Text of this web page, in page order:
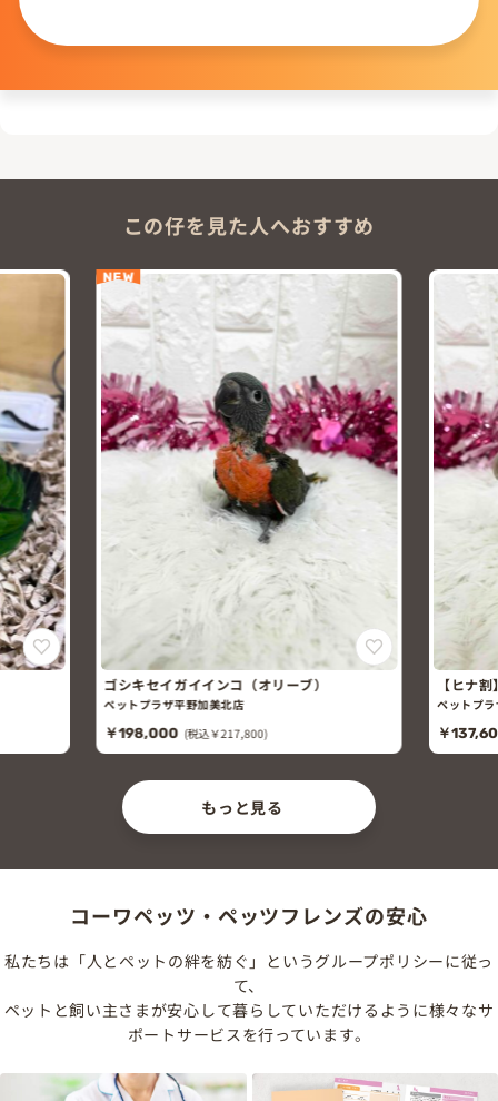
この仔を見た人へおすすめ
NEW
ゴシキセイガイインコ（オリーブ）
ペットプラザ平野加美北店
￥198,000 (税込￥217,800)
【ヒナ
ト）
ペットプ
￥
もっと見る
コーワペッツ・ペッツフレンズの安心
私たちは「人とペットの絆を紡ぐ」というグループポリシーに従っ
て、
ペットと飼い主さまが安心して暮らしていただけるように様々なサ
ポートサービスを行っています。